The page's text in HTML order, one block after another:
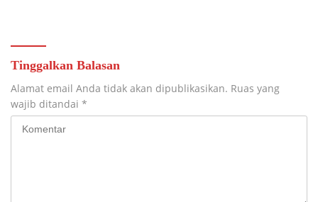
Tinggalkan Balasan
Alamat email Anda tidak akan dipublikasikan. Ruas yang
wajib ditandai *